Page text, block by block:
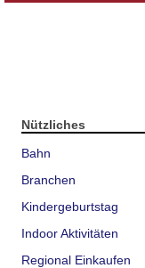
Nützliches
Bahn
Branchen
Kindergeburtstag
Indoor Aktivitäten
Regional Einkaufen